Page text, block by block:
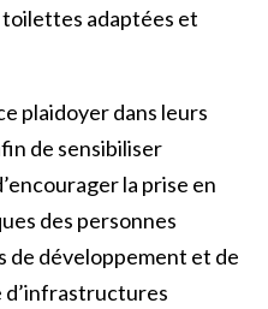
toilettes adaptées et
plaidoyer dans leurs
de sensibiliser
la prise en
des personnes
de développement et de
d’infrastructures